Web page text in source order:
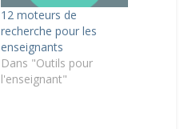
12 moteurs de
recherche pour les
enseignants
Dans "Outils pour
l'enseignant"